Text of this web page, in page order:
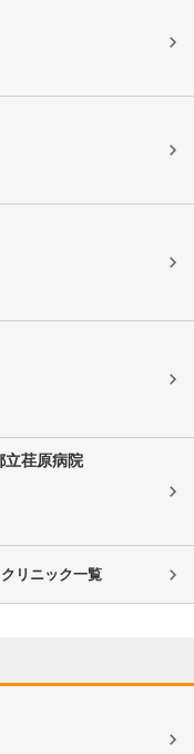
立荏原病院
リニック一覧